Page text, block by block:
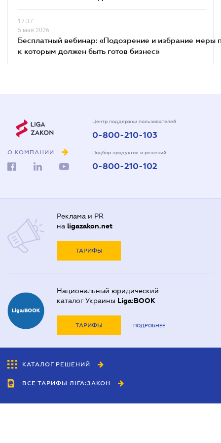
17.37
5 мая 2026
Бесплатный вебинар: «Подозрение и избрание меры
к которым должен быть готов бизнес»
О КОМПАНИИ
Центр поддержки пользователей
0-800-210-103
Подбор продуктов и решений
0-800-210-102
Реклама и PR
на ligazakon.net
ТАРИФЫ
Национальный юридический
каталог Украины Liga:BOOK
ТАРИФЫ ПОДРОБНЕЕ
КАТАЛОГ РЕШЕНИЙ
ВСЕ ТАРИФЫ ЛІГА:ЗАКОН